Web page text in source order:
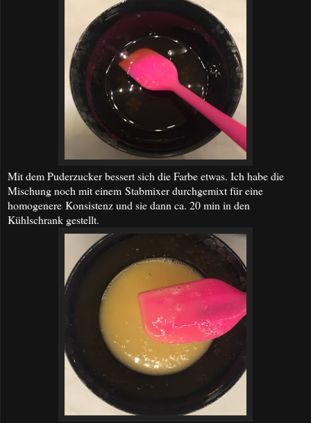
Mit dem Puderzucker bessert sich die Farbe etwas. Ich habe die
Mischung noch mit einem Stabmixer durchgemixt für eine
homogenere Konsistenz und sie dann ca. 20 min in den
Kühlschrank gestellt.